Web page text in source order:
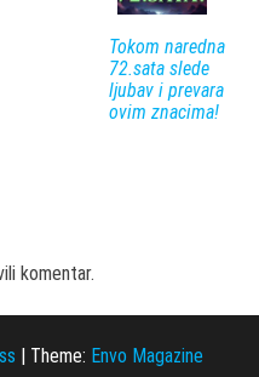
Tokom naredna
72.sata slede
ljubav i prevara
ovim znacima!
komentar.
| Theme: Envo Magazine